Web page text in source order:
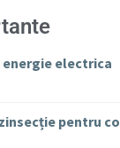
electrica
pentru